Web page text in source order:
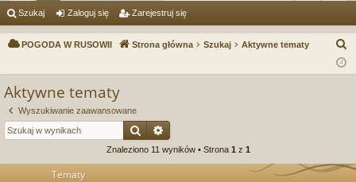
ię
ce
…
or
a og ej
es
Szukaj Zaloguj się Zarejestruj się
POGODA W RUSOWII Strona główna Szukaj Aktywne tematy
Aktywne tematy
Wyszukiwanie zaawansowane
Szukaj
Znaleziono 11 wyników • Strona 1 z 1
Tematy